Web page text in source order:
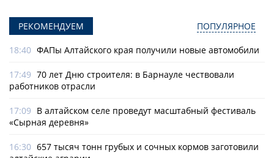
РЕКОМЕНДУЕМ ПОПУЛЯРНОЕ
18:40 ФАПы Алтайского края получили новые автомобили
17:49 70 лет Дню строителя: в Барнауле чествовали
работников отрасли
17:09 В алтайском селе проведут масштабный фестиваль
«Сырная деревня»
16:30 657 тысяч тонн грубых и сочных кормов заготовили